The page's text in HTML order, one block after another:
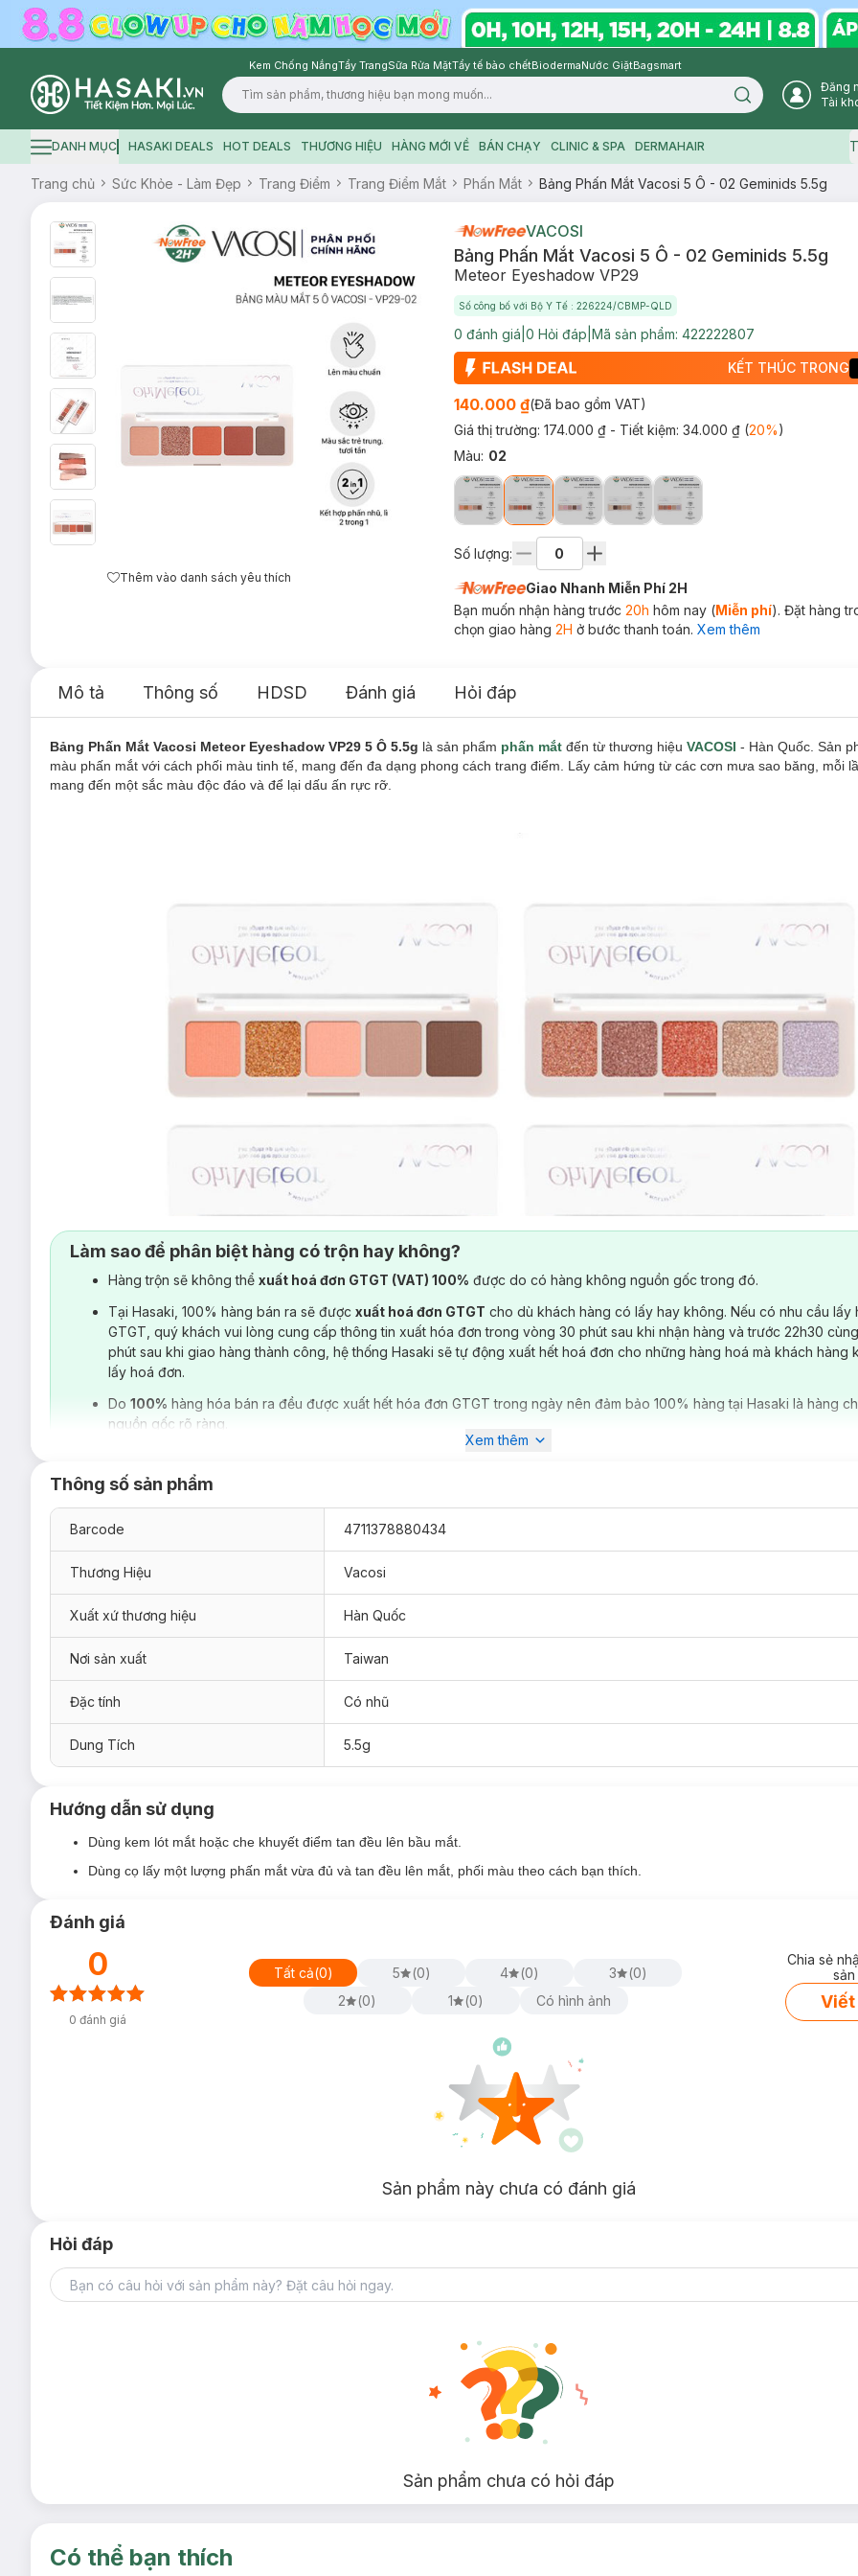
Kem Chống NắngTẩy TrangSữa Rửa MặtTẩy tế bào chếtBiodermaNước GiặtBagsmart
Logo
Search icon
Đăng
Tài
Hamburger icon
DANH MỤC HASAKI DEALS HOT DEALS THƯƠNG HIỆU HÀNG MỚI VỀ BÁN CHẠY CLINIC & SPA DERMAHAIR
Trang chủ Sức Khỏe - Làm Đẹp Trang Điểm Trang Điểm Mắt Phấn Mắt Bảng Phấn Mắt Vacosi 5 Ô - 02 Geminids 5.5g
Thêm vào danh sách yêu thích
VACOSI
Bảng Phấn Mắt Vacosi 5 Ô - 02 Geminids 5.5g
Meteor Eyeshadow VP29
Số công bố với Bộ Y Tế : 226224/CBMP-QLD
0 đánh giá 0 Hỏi đáp Mã sản phẩm: 422222807
KẾT THÚC TRONG
140.000 ₫(Đã bao gồm VAT)
Giá thị trường: 174.000 ₫ - Tiết kiệm: 34.000 ₫(20%)
Màu: 02
Số lượng:
Giao Nhanh Miễn Phí 2H
Bạn muốn nhận hàng trước 20h hôm nay (Miễn phí). Đặt hàng
chọn giao hàng 2H ở bước thanh toán. Xem thêm
Mô tả Thông số HDSD Đánh giá Hỏi đáp
Bảng Phấn Mắt Vacosi Meteor Eyeshadow VP29 5 Ô 5.5g là sản phẩm phấn mắt đến từ thương hiệu VACOSI - Hàn Quốc. Sản
màu phấn mắt với cách phối màu tinh tế, mang đến đa dạng phong cách trang điểm. Lấy cảm hứng từ các cơn mưa sao băng, mỗi
mang đến một sắc màu độc đáo và để lại dấu ấn rực rỡ.
điểm từ tự nhiên đến nổi bật.
02 GERMINIDS - Cam nâu:Mang đậm sắc cam và nâu đặc trưng của lá mùa thu. Chỉ cần lướt ngang qua cũng đủ để lại ấn
cuốn hút, sâu thẳm và đầy quyến rũ.
03 ORIONIDS - Hồng nâu:Dịu dàng, dễ thương và tinh tế phù hợp với makeup trong veo phong cách Hàn Quốc.
04 QUADRANTIDS - Nâu choco:
sáng, thu hút mọi ánh nhìn ngay cả trong màn đêm.
Làm sao để phân biệt hàng có trộn hay không?
Hàng trộn sẽ không thể xuất hoá đơn GTGT (VAT) 100% được do có hàng không nguồn gốc trong đó.
Tại Hasaki, 100% hàng bán ra sẽ được xuất hoá đơn GTGT cho dù khách hàng có lấy hay không. Nếu có nhu cầu lấy
GTGT, quý khách vui lòng cung cấp thông tin xuất hóa đơn trong vòng 30 phút sau khi nhận hàng và trước 22h30
phút sau khi giao hàng thành công, hệ thống Hasaki sẽ tự động xuất hết hoá đơn cho những hàng hoá mà khách hàng
lấy hoá đơn.
Do 100% hàng hóa bán ra đều được xuất hết hóa đơn GTGT trong ngày nên đảm bảo 100% hàng tại Hasaki là hàng
nguồn gốc rõ ràng.
Xem thêm
Thông số sản phẩm
Barcode 4711378880434
Thương Hiệu Vacosi
Xuất xứ thương hiệu Hàn Quốc
Nơi sản xuất Taiwan
Đặc tính Có nhũ
Dung Tích 5.5g
Hướng dẫn sử dụng
Dùng kem lót mắt hoặc che khuyết điểm tan đều lên bầu mắt.
Dùng cọ lấy một lượng phấn mắt vừa đủ và tan đều lên mắt, phối màu theo cách bạn thích.
Đánh giá
0
0 đánh giá
Tất cả(0) 5 (0) 4 (0) 3 (0)
2
(0) 1 (0) Có hình ảnh
Chia sẻ
Viết
Sản phẩm này chưa có đánh giá
Hỏi đáp
Sản phẩm chưa có hỏi đáp
Có thể bạn thích